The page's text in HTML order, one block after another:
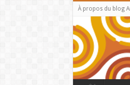
À propos du blog